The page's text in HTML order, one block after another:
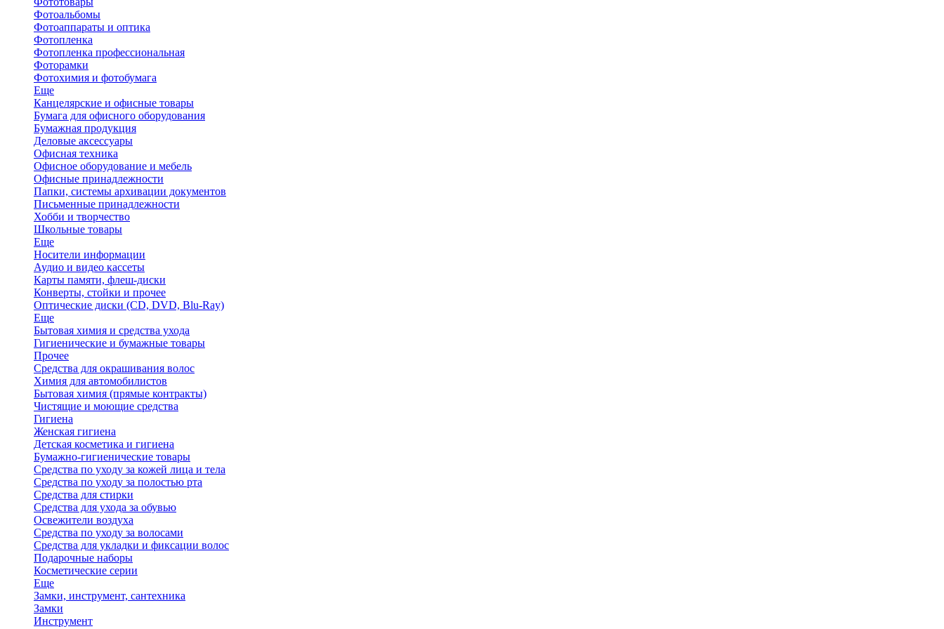
Фотоальбомы
Фотоаппараты и оптика
Фотопленка
Фотопленка профессиональная
Фоторамки
Фотохимия и фотобумага
Еще
Канцелярские и офисные товары
Бумага для офисного оборудования
Бумажная продукция
Деловые аксессуары
Офисная техника
Офисное оборудование и мебель
Офисные принадлежности
Папки, системы архивации документов
Письменные принадлежности
Хобби и творчество
Школьные товары
Еще
Носители информации
Аудио и видео кассеты
Карты памяти, флеш-диски
Конверты, стойки и прочее
Оптические диски (CD, DVD, Blu-Ray)
Еще
Бытовая химия и средства ухода
Гигиенические и бумажные товары
Прочее
Средства для окрашивания волос
Химия для автомобилистов
Бытовая химия (прямые контракты)
Чистящие и моющие средства
Гигиена
Женская гигиена
Детская косметика и гигиена
Бумажно-гигиенические товары
Средства по уходу за кожей лица и тела
Средства по уходу за полостью рта
Средства для стирки
Средства для ухода за обувью
Освежители воздуха
Средства по уходу за волосами
Средства для укладки и фиксации волос
Подарочные наборы
Косметические серии
Еще
Замки, инструмент, сантехника
Замки
Инструмент